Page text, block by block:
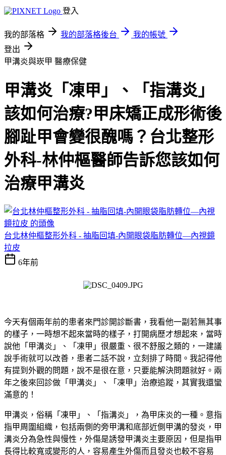
登入
我的部落格 我的部落格後台
我的帳號
登出
甲溝炎與崁甲 醫療保健
甲溝炎「凍甲」、「指溝炎」
該如何治療?甲床矯正成形術後
腳趾甲會變很醜嗎？台北整形
外科-林仲樞醫師告訴您該如何
治療甲溝炎
台北林仲樞整形外科 - 抽脂回填-內開眼袋脂肪轉位—內視鏡
拉皮
6年前
今天有個兩年前的患者來門診開診斷書，我看他一副若無其事
的樣子，一時想不起來當時的樣子，打開病歷才想起來，當時
說他 「 甲溝炎 」、「凍甲」 很嚴重、很不舒服之類的，一建議
說手術就可以改善，患者二話不說，立刻排了時間。我記得他
有提到外觀的問題，說不是很在意，只要能解決問題就好。兩
年之後來回診做 「 甲溝炎 」、「凍甲」治療追蹤 ，其實我還蠻
滿意的！
甲溝炎 ，俗稱「凍甲」、「指溝炎」，為甲床炎的一種。意指
指甲周圍組織，包括兩側的旁甲溝和底部近側甲溝的發炎，甲
溝炎分為急性與慢性，外傷是誘發甲溝炎主要原因，但是指甲
長得比較寬或變形的人，容易產生外傷而且發炎也較不容易